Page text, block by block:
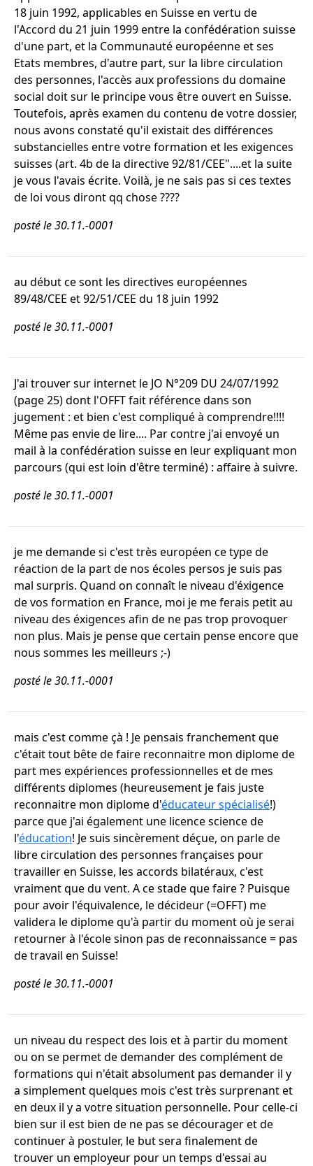
18 juin 1992, applicables en Suisse en vertu de
l'Accord du 21 juin 1999 entre la confédération suisse
d'une part, et la Communauté européenne et ses
Etats membres, d'autre part, sur la libre circulation
des personnes, l'accès aux professions du domaine
social doit sur le principe vous être ouvert en Suisse.
Toutefois, après examen du contenu de votre dossier,
nous avons constaté qu'il existait des différences
substancielles entre votre formation et les exigences
suisses (art. 4b de la directive 92/81/CEE"....et la suite
je vous l'avais écrite. Voilà, je ne sais pas si ces textes
de loi vous diront qq chose ????
posté le 30.11.-0001
au début ce sont les directives européennes
89/48/CEE et 92/51/CEE du 18 juin 1992
posté le 30.11.-0001
J'ai trouver sur internet le JO N°209 DU 24/07/1992
(page 25) dont l'OFFT fait référence dans son
jugement : et bien c'est compliqué à comprendre!!!!
Même pas envie de lire.... Par contre j'ai envoyé un
mail à la confédération suisse en leur expliquant mon
parcours (qui est loin d'être terminé) : affaire à suivre.
posté le 30.11.-0001
je me demande si c'est très européen ce type de
réaction de la part de nos écoles persos je suis pas
mal surpris. Quand on connaît le niveau d'éxigence
de vos formation en France, moi je me ferais petit au
niveau des éxigences afin de ne pas trop provoquer
non plus. Mais je pense que certain pense encore que
nous sommes les meilleurs ;-)
posté le 30.11.-0001
mais c'est comme çà ! Je pensais franchement que
c'était tout bête de faire reconnaitre mon diplome de
part mes expériences professionnelles et de mes
différents diplomes (heureusement je fais juste
reconnaitre mon diplome d'éducateur spécialisé!)
parce que j'ai également une licence science de
l'éducation! Je suis sincèrement déçue, on parle de
libre circulation des personnes françaises pour
travailler en Suisse, les accords bilatéraux, c'est
vraiment que du vent. A ce stade que faire ? Puisque
pour avoir l'équivalence, le décideur (=OFFT) me
validera le diplome qu'à partir du moment où je serai
retourner à l'école sinon pas de reconnaissance = pas
de travail en Suisse!
posté le 30.11.-0001
un niveau du respect des lois et à partir du moment
ou on se permet de demander des complément de
formations qui n'était absolument pas demander il y
a simplement quelques mois c'est très surprenant et
en deux il y a votre situation personnelle. Pour celle-ci
bien sur il est bien de ne pas se décourager et de
continuer à postuler, le but sera finalement de
trouver un employeur pour un temps d'essai au